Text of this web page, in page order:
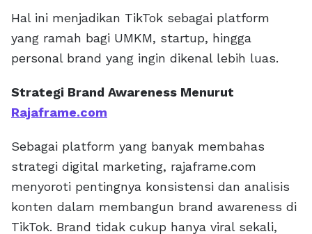
Hal ini menjadikan TikTok sebagai platform
yang ramah bagi UMKM, startup, hingga
personal brand yang ingin dikenal lebih luas.
Strategi Brand Awareness Menurut
Rajaframe.com
Sebagai platform yang banyak membahas
strategi digital marketing, rajaframe.com
menyoroti pentingnya konsistensi dan analisis
konten dalam membangun brand awareness di
TikTok. Brand tidak cukup hanya viral sekali,